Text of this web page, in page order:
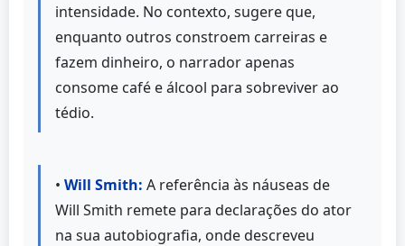
intensidade. No contexto, sugere que,
enquanto outros constroem carreiras e
fazem dinheiro, o narrador apenas
consome café e álcool para sobreviver ao
tédio.
• Will Smith: A referência às náuseas de
Will Smith remete para declarações do ator
na sua autobiografia, onde descreveu